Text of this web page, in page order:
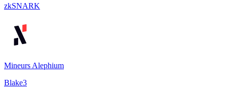
zkSNARK
Mineurs Alephium
Blake3